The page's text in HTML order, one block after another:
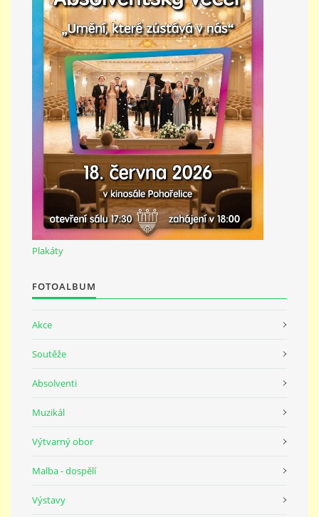
DOTACE
GDPR
ZUŠ Pohořelice
Školní 462
Pohořelice
691 23
Plakáty
FOTOALBUM
Akce
Soutěže
Absolventi
Muzikál
Výtvarný obor
Malba - dospělí
Výstavy